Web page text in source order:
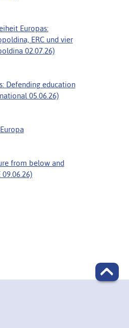
Europas:
ERC und vier
02.07.26)
Defending education
05.06.26)
from below and